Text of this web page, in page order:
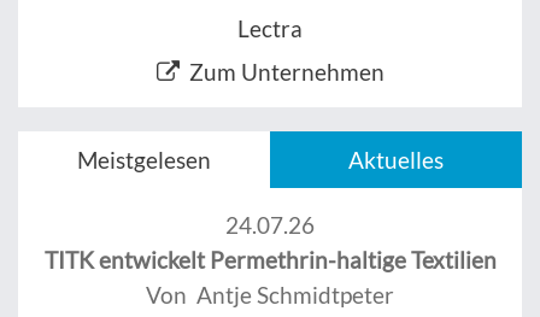
Lectra
Zum Unternehmen
Meistgelesen Aktuelles
24.07.26
TITK entwickelt Permethrin-haltige Textilien
Von Antje Schmidtpeter